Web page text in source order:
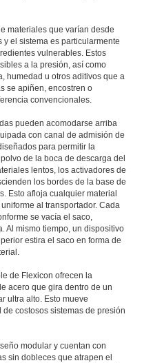
materiales que varían desde
el sistema es particularmente
vulnerables. Estos
a la presión, así como
humedad u otros aditivos que a
se apiñen, encostren o
convencionales.
pueden acomodarse arriba
con canal de admisión de
para permitir la
de la boca de descarga del
lentos, los activadores de
los bordes de la base de
Esto afloja cualquier material
al transportador. Cada
se vacía el saco,
Al mismo tiempo, un dispositivo
estira el saco en forma de
de Flexicon ofrecen la
acero que gira dentro de un
ultra alto. Esto mueve
costosos sistemas de presión
modular y cuentan con
sin dobleces que atrapen el